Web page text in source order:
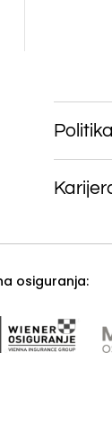
osiguranja: